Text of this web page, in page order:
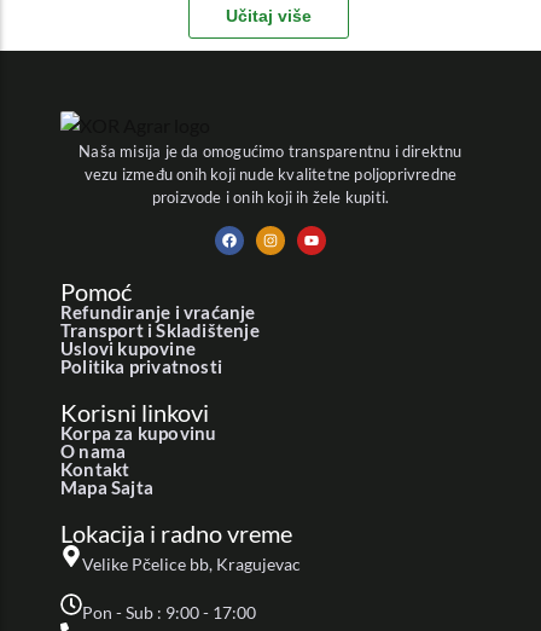
Učitaj više
Naša misija je da omogućimo transparentnu i direktnu
vezu između onih koji nude kvalitetne poljoprivredne
proizvode i onih koji ih žele kupiti.
Pomoć
Refundiranje i vraćanje
Transport i Skladištenje
Uslovi kupovine
Politika privatnosti
Korisni linkovi
Korpa za kupovinu
O nama
Kontakt
Mapa Sajta
Lokacija i radno vreme
Velike Pčelice bb, Kragujevac
Pon - Sub : 9:00 - 17:00